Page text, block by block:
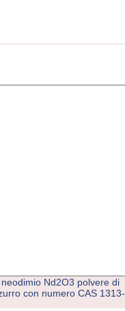
Nd2O3 polvere di
con numero CAS 1313-